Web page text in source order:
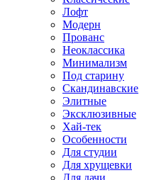
Лофт
Модерн
Прованс
Неоклассика
Минимализм
Под старину
Скандинавские
Элитные
Эксклюзивные
Хай-тек
Особенности
Для студии
Для хрущевки
Для дачи